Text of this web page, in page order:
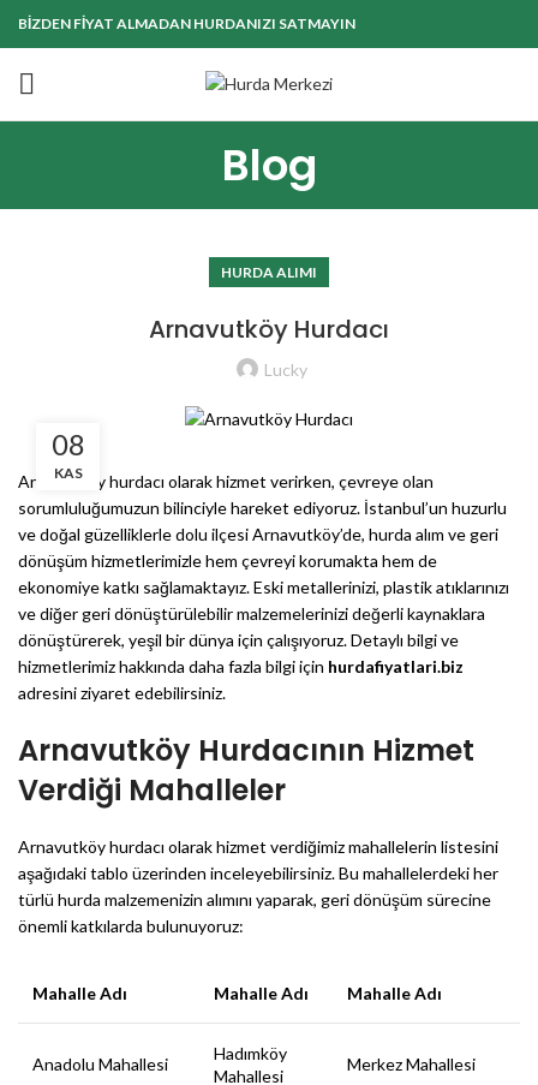
BİZDEN FİYAT ALMADAN HURDANIZI SATMAYIN
Blog
HURDA ALIMI
Arnavutköy Hurdacı
Lucky
08
KAS
Arnavutköy hurdacı olarak hizmet verirken, çevreye olan
sorumluluğumuzun bilinciyle hareket ediyoruz. İstanbul’un huzurlu
ve doğal güzelliklerle dolu ilçesi Arnavutköy’de, hurda alım ve geri
dönüşüm hizmetlerimizle hem çevreyi korumakta hem de
ekonomiye katkı sağlamaktayız. Eski metallerinizi, plastik atıklarınızı
ve diğer geri dönüştürülebilir malzemelerinizi değerli kaynaklara
dönüştürerek, yeşil bir dünya için çalışıyoruz. Detaylı bilgi ve
hizmetlerimiz hakkında daha fazla bilgi için hurdafiyatlari.biz
adresini ziyaret edebilirsiniz.
Arnavutköy Hurdacının Hizmet
Verdiği Mahalleler
Arnavutköy hurdacı olarak hizmet verdiğimiz mahallelerin listesini
aşağıdaki tablo üzerinden inceleyebilirsiniz. Bu mahallelerdeki her
türlü hurda malzemenizin alımını yaparak, geri dönüşüm sürecine
önemli katkılarda bulunuyoruz:
Mahalle Adı Mahalle Adı Mahalle Adı
Anadolu Mahallesi
Hadımköy
Mahallesi
Merkez Mahallesi